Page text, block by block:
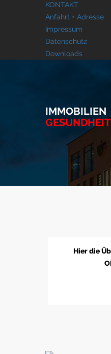
KONTAKT
Anfahrt + Adresse
Impressum
Datenschutz
Downloads
IMMOBILIEN
Hier die